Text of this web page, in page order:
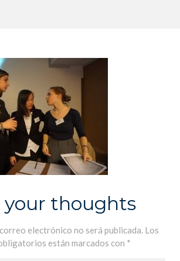
your thoughts
electrónico no será publicada. Los
están marcados con *